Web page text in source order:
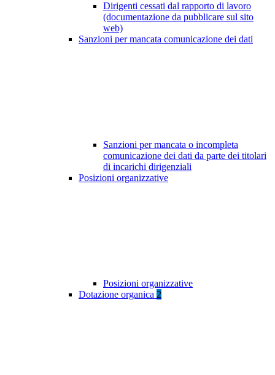
Dirigenti cessati dal rapporto di lavoro
(documentazione da pubblicare sul sito
web)
Sanzioni per mancata comunicazione dei dati
Sanzioni per mancata o incompleta
comunicazione dei dati da parte dei titolari
di incarichi dirigenziali
Posizioni organizzative
Posizioni organizzative
Dotazione organica 2